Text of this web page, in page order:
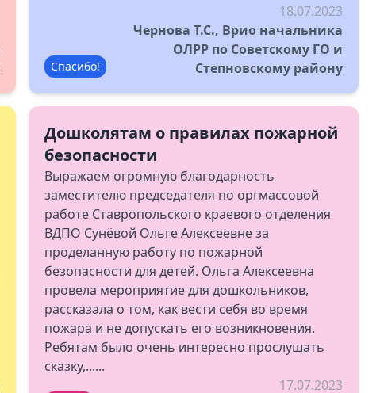
Спасибо!
18.07.2023
Чернова Т.С., Врио начальника
ОЛРР по Советскому ГО и
Степновскому району
Дошколятам о правилах пожарной
безопасности
Выражаем огромную благодарность
заместителю председателя по оргмассовой
работе Ставропольского краевого отделения
ВДПО Сунёвой Ольге Алексеевне за
проделанную работу по пожарной
безопасности для детей. Ольга Алексеевна
провела мероприятие для дошкольников,
рассказала о том, как вести себя во время
пожара и не допускать его возникновения.
Ребятам было очень интересно прослушать
сказку,......
17.07.2023